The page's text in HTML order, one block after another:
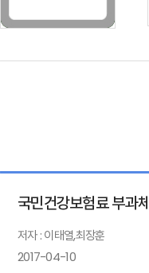
국민건강보험료 부과
저자 : 이태열,최장훈
2017-04-10